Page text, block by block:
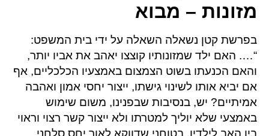
מזונות – מבוא
בפרשת קטן נשאלה השאלה על ידי בית המשפט:
“…. האם ילד שמזונותיו קוצצו יאהב את אביו יותר,
והאם הכנעתו בשוט הצמצום באמצעיו הכלכליים, אף
אם יביא אותו לשינוי גישתו, ייצור יחסי אמון ואהבה
אמיתיים? יש, בנסיבות שבפנינו, משום שימוש
באמצעי שלא יוליך למטרתו ולא ייצור קשר רצוי וראוי
בין האב לילדיו. בטוחני שדווקא לאור יחס סלחני